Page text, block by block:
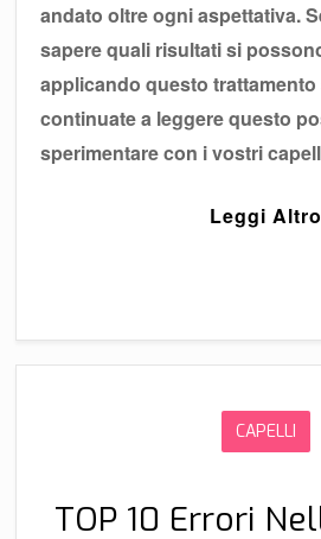
andato oltre ogni aspettativa.
sapere quali risultati si
applicando questo
continuate a leggere questo
sperimentare con i vostri
Leggi Altro
CAPELLI
TOP 10 Errori